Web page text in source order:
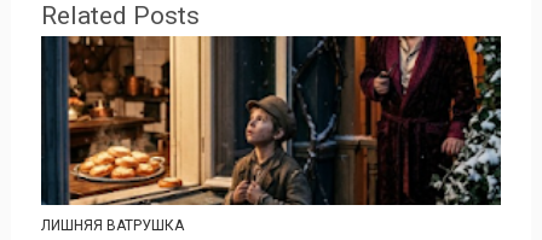
Related Posts
ЛИШНЯЯ ВАТРУШКА